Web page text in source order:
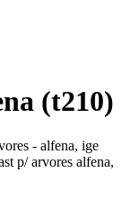
(t210)
- alfena, ige
p/ arvores alfena,